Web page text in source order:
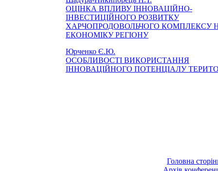
ОЦІНКА ВПЛИВУ ІННОВАЦІЙНО-
ІНВЕСТИЦІЙНОГО РОЗВИТКУ
ХАРЧОПРОДОВОЛЬЧОГО КОМПЛЕКСУ
ЕКОНОМІКУ РЕГІОНУ
Юрченко Є.Ю.
ОСОБЛИВОСТІ ВИКОРИСТАННЯ
ІННОВАЦІЙНОГО ПОТЕНЦІАЛУ
Головна